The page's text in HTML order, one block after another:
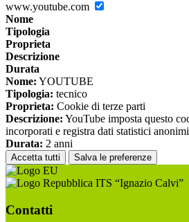
www.youtube.com
Nome
Tipologia
Proprieta
Descrizione
Durata
Nome: YOUTUBE
Tipologia: tecnico
Proprieta: Cookie di terze parti
Descrizione: YouTube imposta questo
incorporati e registra dati statistici anonimi
Durata: 2 anni
Accetta tutti Salva le preferenze
ITS “Ignazio Calvi”
Contatti